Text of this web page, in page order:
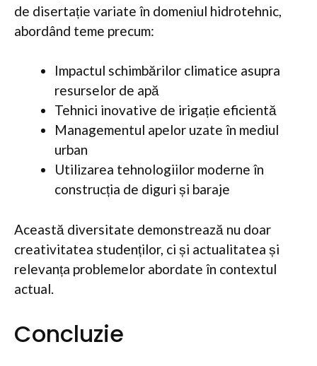
de disertație variate în domeniul hidrotehnic,
abordând teme precum:
Impactul schimbărilor climatice asupra
resurselor de apă
Tehnici inovative de irigație eficientă
Managementul apelor uzate în mediul
urban
Utilizarea tehnologiilor moderne în
construcția de diguri și baraje
Această diversitate demonstrează nu doar
creativitatea studenților, ci și actualitatea și
relevanța problemelor abordate în contextul
actual.
Concluzie